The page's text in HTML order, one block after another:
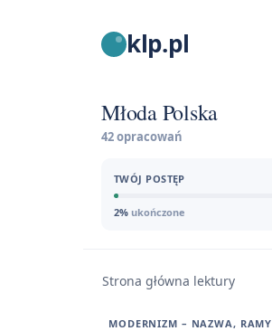
klp.pl
Młoda Polska
42 opracowań
TWÓJ POSTĘP
2% ukończone
Strona główna lektury
MODERNIZM – NAZWA, RAMY